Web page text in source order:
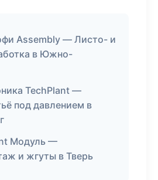
Assembly — Листо- и
в Южно-
TechPlant —
под давлением в
Модуль —
и жгуты в Тверь